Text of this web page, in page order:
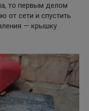
то первым делом
от сети и спустить
— крышку